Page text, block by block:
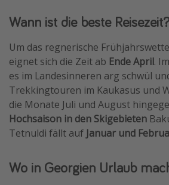
Wann ist die beste Reisezeit?
Um das regnerische
eignet sich die Zeit ab Ende April.
es im Landesinneren arg schwül
Trekkingtouren im Kaukasus und
die Monate Juli und August
Hochsaison in den Skigebieten
Tetnuldi fällt auf Januar und
Wo in Georgien Urlaub